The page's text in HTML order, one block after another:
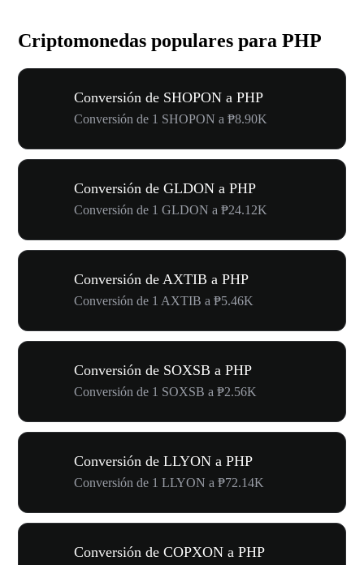
Criptomonedas populares para PHP
Conversión de SHOPON a PHP
Conversión de 1 SHOPON a ₱8.90K
Conversión de GLDON a PHP
Conversión de 1 GLDON a ₱24.12K
Conversión de AXTIB a PHP
Conversión de 1 AXTIB a ₱5.46K
Conversión de SOXSB a PHP
Conversión de 1 SOXSB a ₱2.56K
Conversión de LLYON a PHP
Conversión de 1 LLYON a ₱72.14K
Conversión de COPXON a PHP